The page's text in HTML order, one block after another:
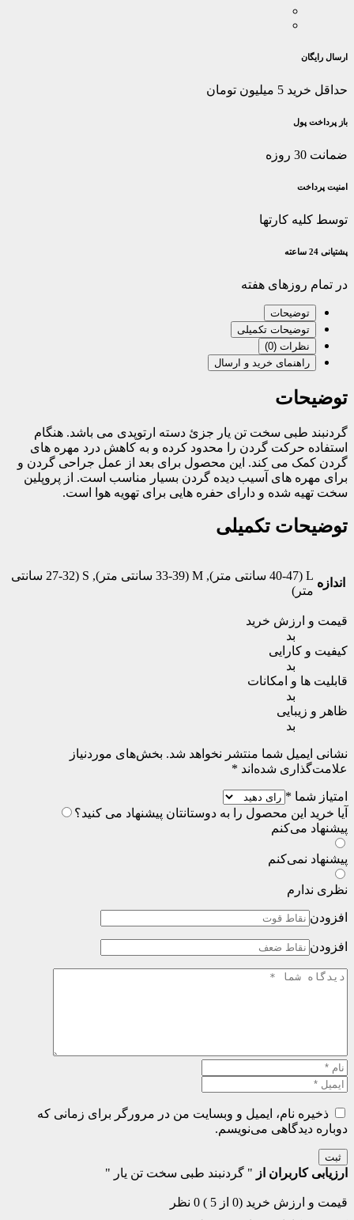
ارسال رایگان
حداقل خرید 5 میلیون تومان
باز پرداخت پول
ضمانت 30 روزه
امنیت پرداخت
توسط کلیه کارتها
پشتیانی 24 ساعته
در تمام روزهای هفته
توضیحات
توضیحات تکمیلی
نظرات (0)
راهنمای خرید و ارسال
توضیحات
گردنبند طبی سخت تن یار جزئ دسته ارتوپدی می باشد. هنگام
استفاده حرکت گردن را محدود کرده و به کاهش درد مهره های
گردن کمک می کند. این محصول برای بعد از عمل جراحی گردن و
برای مهره های آسیب دیده گردن بسیار مناسب است. از پروپلین
سخت تهیه شده و دارای حفره هایی برای تهویه هوا است.
توضیحات تکمیلی
اندازه
L (40-47 سانتی متر), M (33-39 سانتی متر), S (27-32 سانتی
متر)
قیمت و ارزش خرید
بد
کیفیت و کارایی
بد
قابلیت ها و امکانات
بد
ظاهر و زیبایی
بد
نشانی ایمیل شما منتشر نخواهد شد. بخش‌های موردنیاز
علامت‌گذاری شده‌اند *
امتیاز شما *
آیا خرید این محصول را به دوستانتان پیشنهاد می کنید؟
پیشنهاد می‌کنم
پیشنهاد نمی‌کنم
نظری ندارم
افزودن
افزودن
ذخیره نام، ایمیل و وبسایت من در مرورگر برای زمانی که
دوباره دیدگاهی می‌نویسم.
ثبت
ارزیابی کاربران از " گردنبند طبی سخت تن یار "
قیمت و ارزش خرید (0 از 5 )
0 نظر